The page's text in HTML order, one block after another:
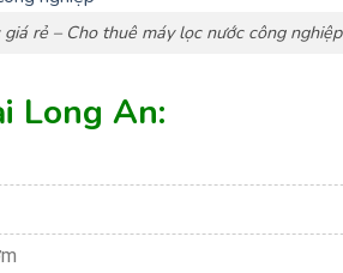
rẻ – Cho thuê máy lọc nước công nghiệp
Long An: